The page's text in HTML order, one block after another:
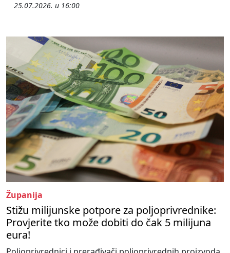
25.07.2026. u 16:00
Županija
Stižu milijunske potpore za poljoprivrednike:
Provjerite tko može dobiti do čak 5 milijuna
eura!